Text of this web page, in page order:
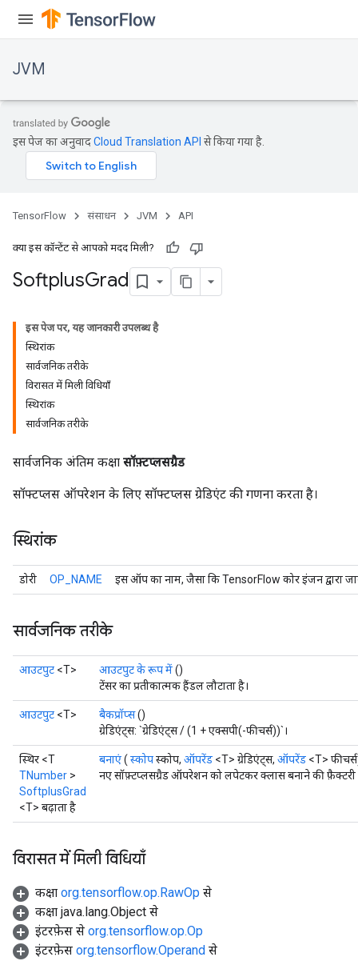
JVM
इस पेज का अनुवादCloud Translation API से किया गया है.
TensorFlow संसाधन JVM API
क्या इस कॉन्टेंट से आपको मदद मिली?
SoftplusGrad
इस पेज पर, यह जानकारी उपलब्ध है
स्थिरांक
सार्वजनिक तरीके
विरासत में मिली विधियाँ
स्थिरांक
सार्वजनिक तरीके
सार्वजनिक अंतिम कक्षा सॉफ़्टप्लसग्रैड
सॉफ्टप्लस ऑपरेशन के लिए सॉफ्टप्लस ग्रेडिएंट की गणना करता है।
स्थिरांक
डोरी OP_NAME इस ऑप का नाम, जैसा कि TensorFlow कोर इंजन द्वारा
सार्वजनिक तरीके
आउटपुट <T> आउटपुट के रूप में()
टेंसर का प्रतीकात्मक हैंडल लौटाता है।
आउटपुट <T> बैकप्रॉप्स()
ग्रेडिएंट्स: `ग्रेडिएंट्स / (1 + एक्सपी(-फीचर्स))`।
स्थिर <T
TNumber >
SoftplusGrad
<T> बढ़ाता है
बनाएं( स्कोपस्कोप, ऑपरेंड <T> ग्रेडिएंट्स, ऑपरेंड <T>
नए सॉफ़्टप्लसग्रैड ऑपरेशन को लपेटकर क्लास बनाने की फ़ैक्टरी
विरासत में मिली विधियाँ
कक्षा org.tensorflow.op.RawOp से
कक्षा java.lang.Object से
इंटरफ़ेस से org.tensorflow.op.Op
इंटरफ़ेस org.tensorflow.Operand से